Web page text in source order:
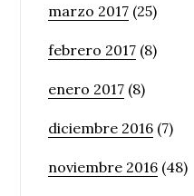
marzo 2017 (25)
febrero 2017 (8)
enero 2017 (8)
diciembre 2016 (7)
noviembre 2016 (48)